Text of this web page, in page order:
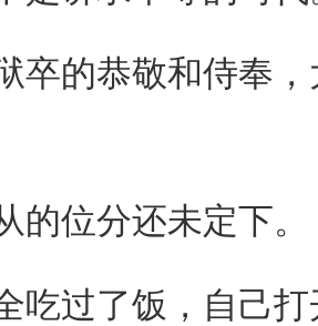
的恭敬和侍奉，
位分还未定下。
过了饭，自己打